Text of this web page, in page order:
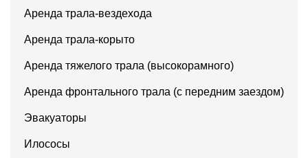
Аренда трала-вездехода
Аренда трала-корыто
Аренда тяжелого трала (высокорамного)
Аренда фронтального трала (с передним заездом)
Эвакуаторы
Илососы